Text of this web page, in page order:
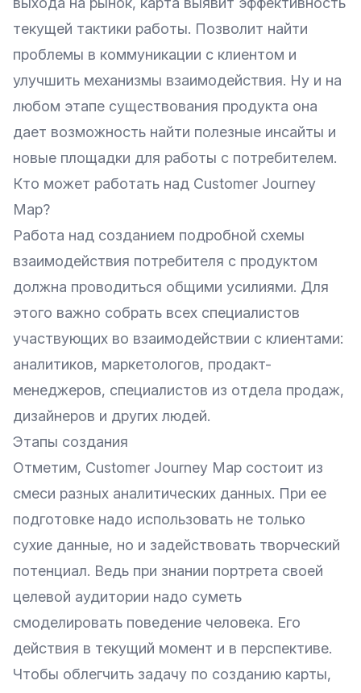
текущей тактики работы. Позволит найти
проблемы в коммуникации с клиентом и
улучшить механизмы взаимодействия. Ну и на
любом этапе существования продукта она
дает возможность найти полезные инсайты и
новые площадки для работы с потребителем.
Кто может работать над Customer Journey
Map?
Работа над созданием подробной схемы
взаимодействия потребителя с продуктом
должна проводиться общими усилиями. Для
этого важно собрать всех специалистов
участвующих во взаимодействии с клиентами:
аналитиков, маркетологов, продакт-
менеджеров, специалистов из отдела продаж,
дизайнеров и других людей.
Этапы создания
Отметим, Customer Journey Map состоит из
смеси разных аналитических данных. При ее
подготовке надо использовать не только
сухие данные, но и задействовать творческий
потенциал. Ведь при знании портрета своей
целевой аудитории надо суметь
смоделировать поведение человека. Его
действия в текущий момент и в перспективе.
Чтобы облегчить задачу по созданию карты,